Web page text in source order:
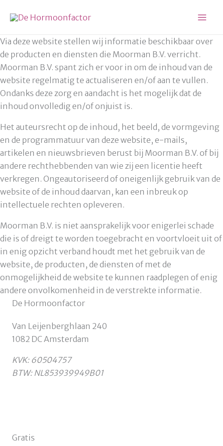
naar
inhoud
Via deze website stellen wij informatie beschikbaar over
de producten en diensten die Moorman B.V. verricht.
Moorman B.V. spant zich er voor in om de inhoud van de
website regelmatig te actualiseren en/of aan te vullen.
Ondanks deze zorg en aandacht is het mogelijk dat de
inhoud onvolledig en/of onjuist is.
Het auteursrecht op de inhoud, het beeld, de vormgeving
en de programmatuur van deze website, e-mails,
artikelen en nieuwsbrieven berust bij Moorman B.V. of bij
andere rechthebbenden van wie zij een licentie heeft
verkregen. Ongeautoriseerd of oneigenlijk gebruik van de
website of de inhoud daarvan, kan een inbreuk op
intellectuele rechten opleveren.
Moorman B.V. is niet aansprakelijk voor enigerlei schade
die is of dreigt te worden toegebracht en voortvloeit uit of
in enig opzicht verband houdt met het gebruik van de
website, de producten, de diensten of met de
onmogelijkheid de website te kunnen raadplegen of enig
andere onvolkomenheid in de verstrekte informatie.
De Hormoonfactor
Van Leijenberghlaan 240
1082 DC Amsterdam
KVK: 60504757
BTW: NL853939949B01
Gratis